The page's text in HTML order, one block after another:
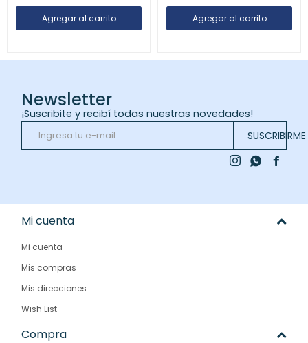
Newsletter
¡Suscribite y recibí todas nuestras novedades!
SUSCRIBIRME

 
Mi cuenta
Mi cuenta
Mis compras
Mis direcciones
Wish List
Compra